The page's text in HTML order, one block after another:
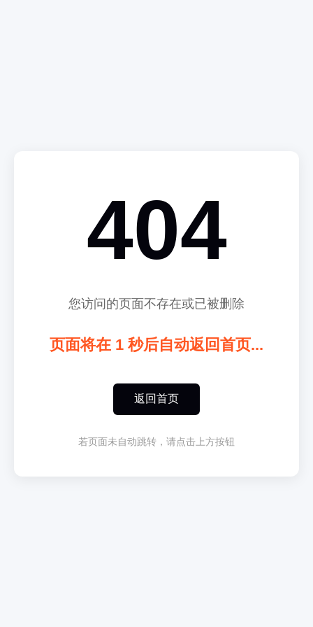
404
您访问的页面不存在或已被删除
页面将在 1 秒后自动返回首页...
返回首页
若页面未自动跳转，请点击上方按钮